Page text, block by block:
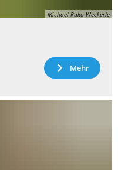
Michael Raka Weckerle
Mehr